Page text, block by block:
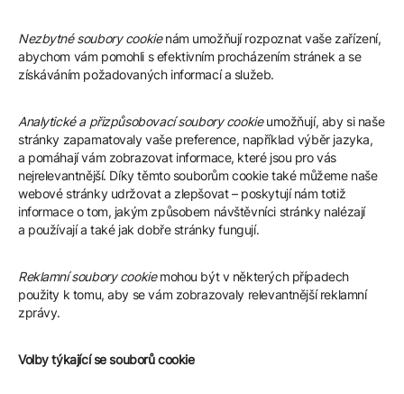
Nezbytné soubory cookienám umožňují rozpoznat vaše zařízení,
abychom vám pomohli s efektivním procházením stránek a se
získáváním požadovaných informací a služeb.
Analytické a přizpůsobovací soubory cookieumožňují, aby si naše
stránky zapamatovaly vaše preference, například výběr jazyka,
a pomáhají vám zobrazovat informace, které jsou pro vás
nejrelevantnější. Díky těmto souborům cookie také můžeme naše
webové stránky udržovat a zlepšovat – poskytují nám totiž
informace o tom, jakým způsobem návštěvníci stránky nalézají
a používají a také jak dobře stránky fungují.
Reklamní soubory cookiemohou být v některých případech
použity k tomu, aby se vám zobrazovaly relevantnější reklamní
zprávy.
Volby týkající se souborů cookie